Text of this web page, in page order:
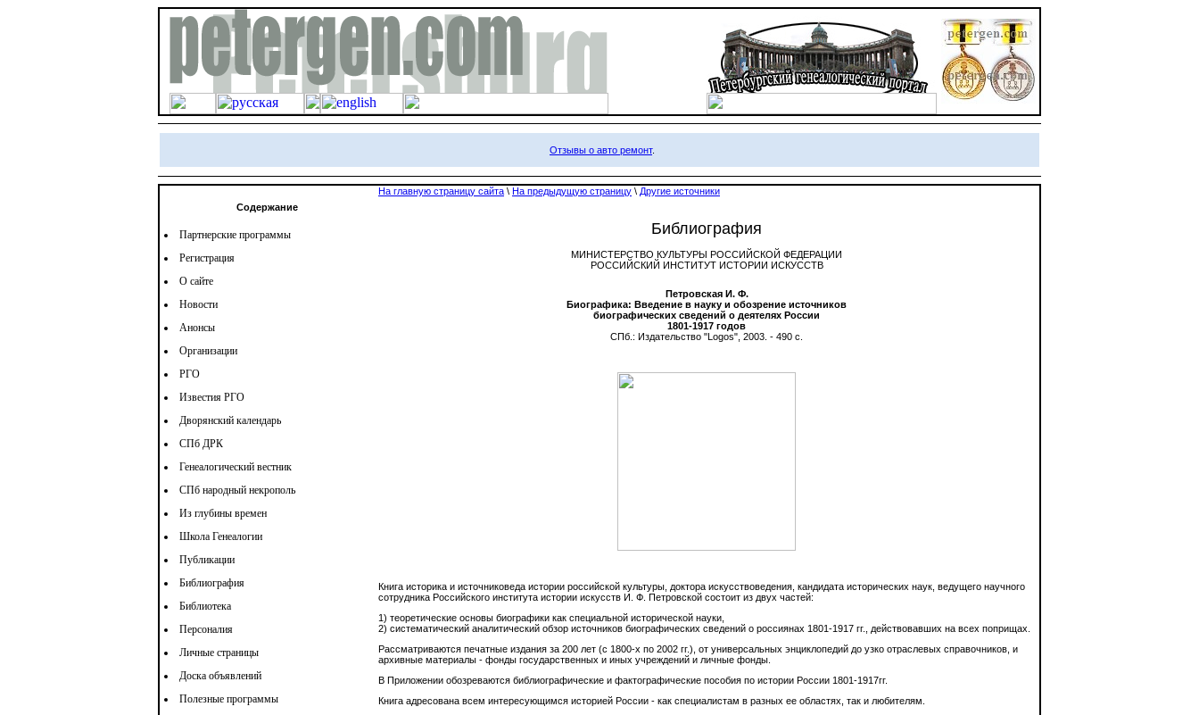
Отзывы о авто ремонт.
Содержание
Партнерские программы
Регистрация
О сайте
Новости
Анонсы
Организации
РГО
Известия РГО
Дворянский календарь
СПб ДРК
Генеалогический вестник
СПб народный некрополь
Из глубины времен
Школа Генеалогии
Публикации
Библиография
Библиотека
Персоналия
Личные страницы
Доска объявлений
Полезные программы
На главную страницу сайта \ На предыдущую страницу \ Другие источники
Библиография
МИНИСТЕРСТВО КУЛЬТУРЫ РОССИЙСКОЙ ФЕДЕРАЦИИ
РОССИЙСКИЙ ИНСТИТУТ ИСТОРИИ ИСКУССТВ
Петровская И. Ф.
Биографика: Введение в науку и обозрение источников
биографических сведений о деятелях России
1801-1917 годов
СПб.: Издательство "Logos", 2003. - 490 с.
Книга историка и источниковеда истории российской культуры, доктора искусствоведения, кандидата исторических наук, ведущего научного
сотрудника Российского института истории искусств И. Ф. Петровской состоит из двух частей:
1) теоретические основы биографики как специальной исторической науки,
2) систематический аналитический обзор источников биографических сведений о россиянах 1801-1917 гг., действовавших на всех поприщах.
Рассматриваются печатные издания за 200 лет (с 1800-х по 2002 гг.), от универсальных энциклопедий до узко отраслевых справочников, и
архивные материалы - фонды государственных и иных учреждений и личные фонды.
В Приложении обозреваются библиографические и фактографические пособия по истории России 1801-1917гг.
Книга адресована всем интересующимся историей России - как специалистам в разных ее областях, так и любителям.